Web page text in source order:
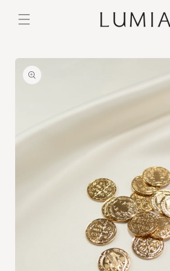
directamente
al contenido
directamente
información